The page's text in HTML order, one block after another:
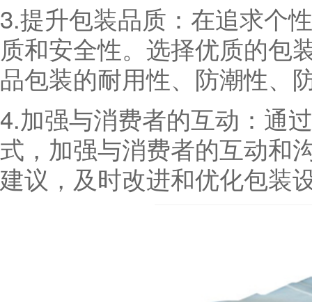
3.提升包装品质：在追求个
质和安全性。选择优质的包
品包装的耐用性、防潮性、
4.加强与消费者的互动：通
式，加强与消费者的互动和
建议，及时改进和优化包装